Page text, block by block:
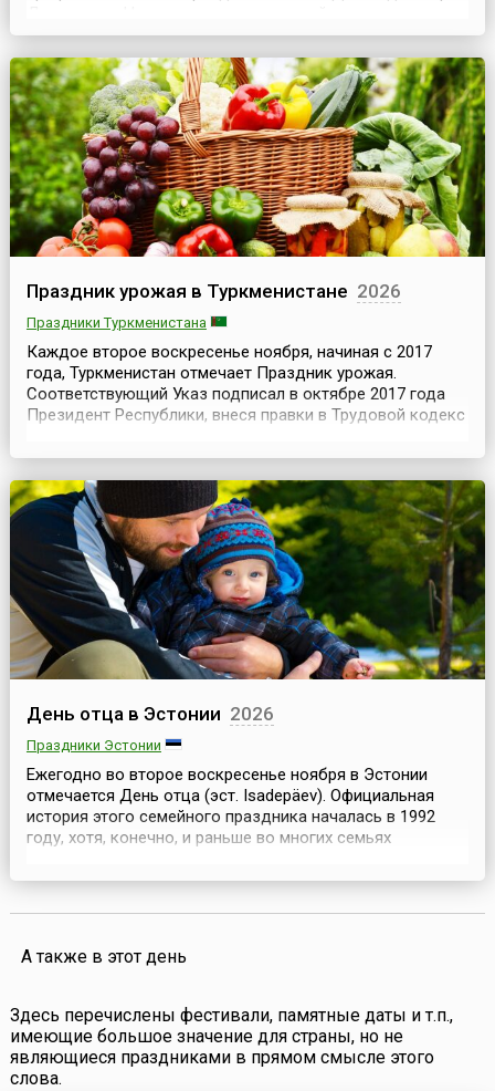
профессиональный праздник отмечали и ранее — так, с
1933 по 1949 год, китайские репортеры отмечали его 1
сентября, в память о том, что в этот день в 1933 году в
Китае был принят ...
Праздник урожая в Туркменистане 2026
Праздники Туркменистана
Каждое второе воскресенье ноября, начиная с 2017
года, Туркменистан отмечает Праздник урожая.
Соответствующий Указ подписал в октябре 2017 года
Президент Республики, внеся правки в Трудовой кодекс
Туркменистане.До этого момента традиционное
празднество отмечалось каждое последнее
воскресенье ноября.Праздник урожая или Хасыл
байрамы, как е...
День отца в Эстонии 2026
Праздники Эстонии
Ежегодно во второе воскресенье ноября в Эстонии
отмечается День отца (эст. Isadepäev). Официальная
история этого семейного праздника началась в 1992
году, хотя, конечно, и раньше во многих семьях
любимых пап.Накануне ноябрьского праздника в
А также в этот день
Здесь перечислены фестивали, памятные даты и т.п.,
имеющие большое значение для страны, но не
являющиеся праздниками в прямом смысле этого
слова.